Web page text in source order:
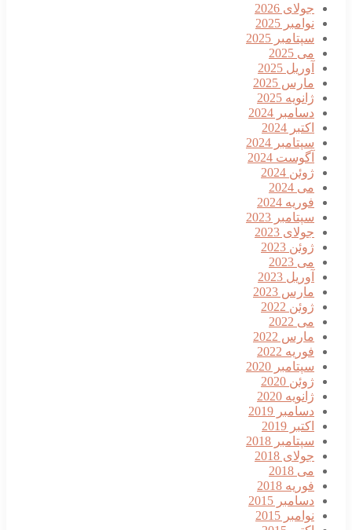
جولای 2026
نوامبر 2025
سپتامبر 2025
می 2025
آوریل 2025
مارس 2025
ژانویه 2025
دسامبر 2024
اکتبر 2024
سپتامبر 2024
آگوست 2024
ژوئن 2024
می 2024
فوریه 2024
سپتامبر 2023
جولای 2023
ژوئن 2023
می 2023
آوریل 2023
مارس 2023
ژوئن 2022
می 2022
مارس 2022
فوریه 2022
سپتامبر 2020
ژوئن 2020
ژانویه 2020
دسامبر 2019
اکتبر 2019
سپتامبر 2018
جولای 2018
می 2018
فوریه 2018
دسامبر 2015
نوامبر 2015